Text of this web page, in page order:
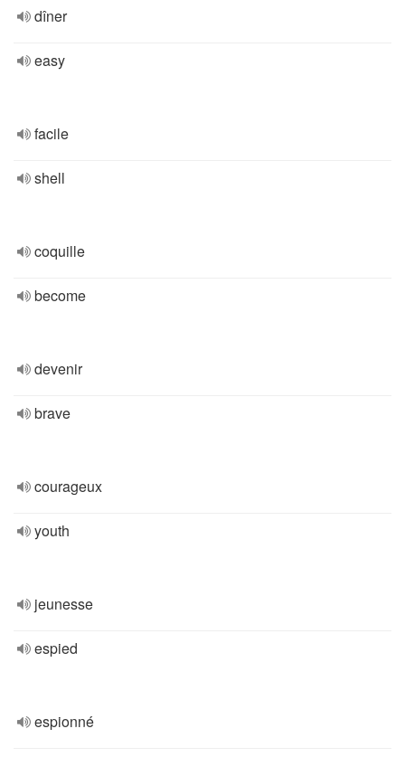
dîner
easy
facile
shell
coquille
become
devenir
brave
courageux
youth
jeunesse
espied
espionné